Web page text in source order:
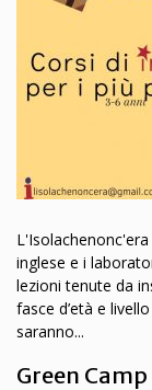
inglese e i
lezioni tenute da
fasce d’età e
saranno...
Green